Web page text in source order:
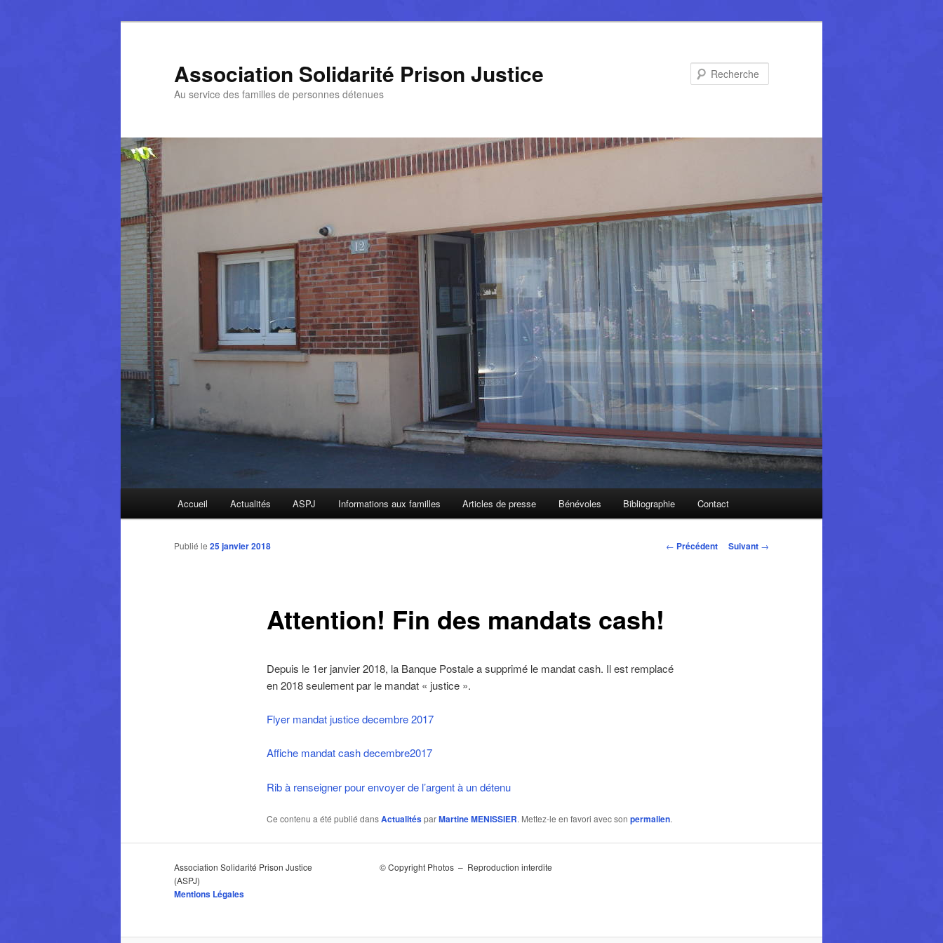
Association Solidarité Prison Justice
Au service des familles de personnes détenues
Accueil Actualités ASPJ Informations aux familles Articles de presse Bénévoles Bibliographie Contact
Navigation
← Précédent Suivant →
Attention! Fin des mandats cash!
Publié le 25 janvier 2018
Depuis le 1er janvier 2018, la Banque Postale a supprimé le mandat cash. Il est remplacé
en 2018 seulement par le mandat « justice ».
Flyer mandat justice decembre 2017
Affiche mandat cash decembre2017
Rib à renseigner pour envoyer de l’argent à un détenu
Ce contenu a été publié dansActualitésparMartine MENISSIER. Mettez-le en favori avec son permalien.
Association Solidarité Prison Justice
(ASPJ)
Mentions Légales
© Copyright Photos – Reproduction interdite